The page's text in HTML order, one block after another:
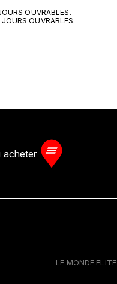
OUVRABLES.
OUVRABLES.
acheter
LE MONDE ELITE